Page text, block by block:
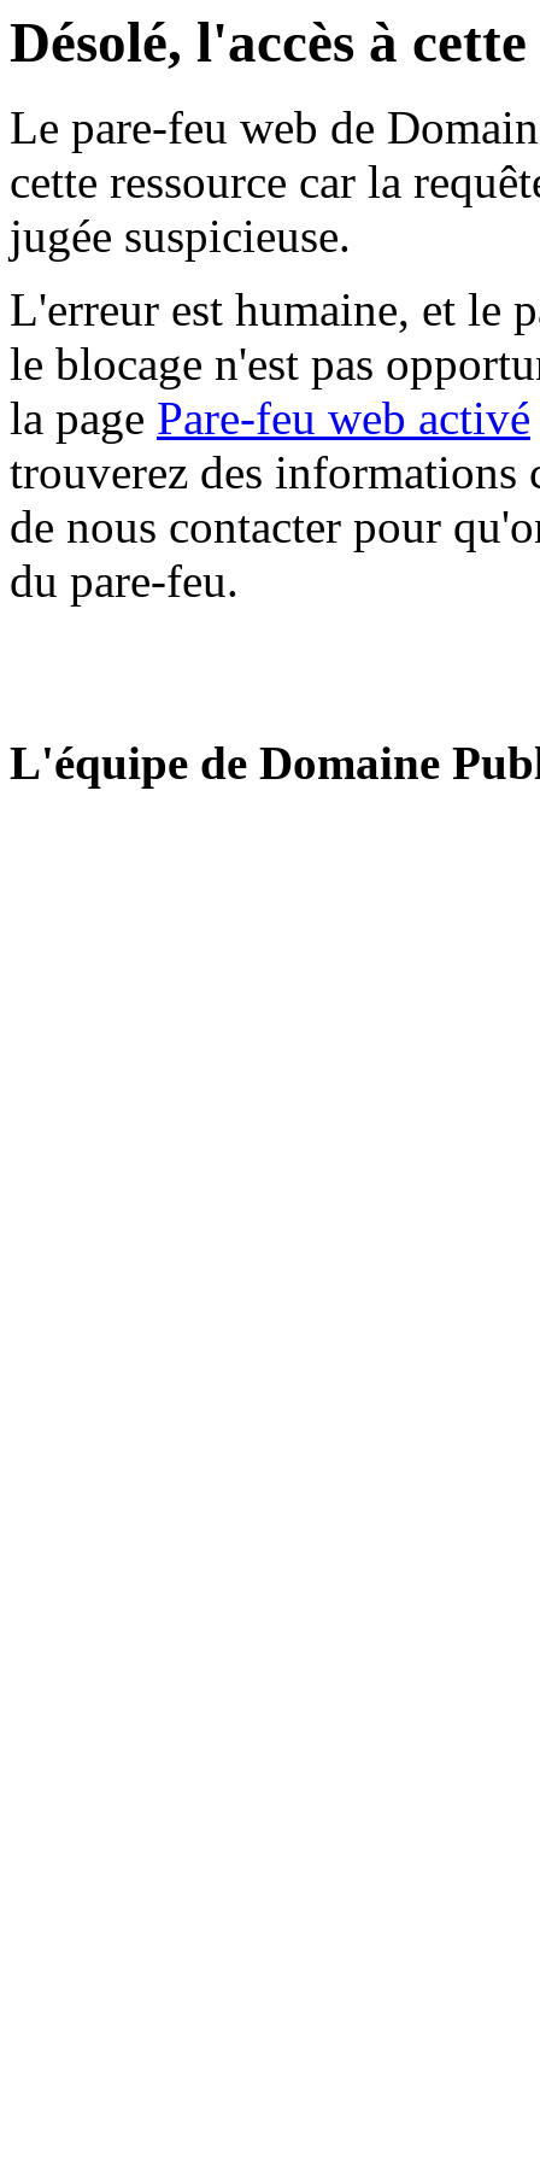
Désolé, l'accès à
Le pare-feu web de
cette ressource car la
jugée suspicieuse.
L'erreur est humaine, et le
le blocage n'est pas
la page Pare-feu web activé
trouverez des informations
de nous contacter pour
du pare-feu.
L'équipe de Domaine